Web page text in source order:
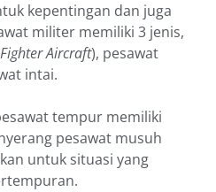
kepentingan dan juga
militer memiliki 3 jenis,
Fighter Aircraft), pesawat
intai.
tempur memiliki
pesawat musuh
untuk situasi yang